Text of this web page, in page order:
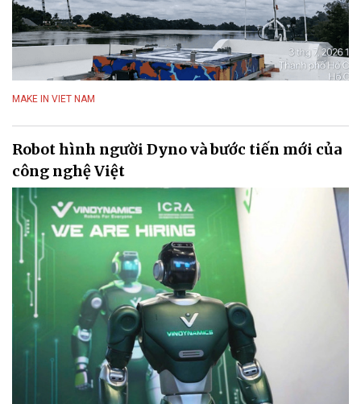
MAKE IN VIET NAM
Robot hình người Dyno và bước tiến mới của
công nghệ Việt